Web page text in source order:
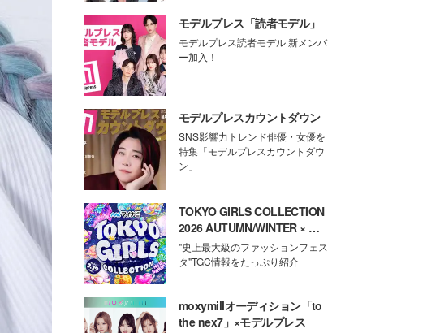
モデルプレス「読者モデル」
モデルプレス読者モデル 新メンバ
ー加入！
モデルプレスカウントダウン
SNS影響力トレンド俳優・女優を
特集「モデルプレスカウントダウ
ン」
TOKYO GIRLS COLLECTION
2026 AUTUMN/WINTER × モ
デルプレス
"史上最大級のファッションフェス
タ"TGC情報をたっぷり紹介
moxymillオーディション「to
the nex7」×モデルプレス